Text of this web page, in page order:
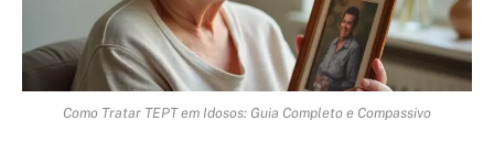
Como Tratar TEPT em Idosos: Guia Completo e Compassivo